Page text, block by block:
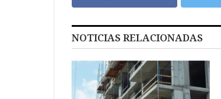
NOTICIAS RELACIONADAS